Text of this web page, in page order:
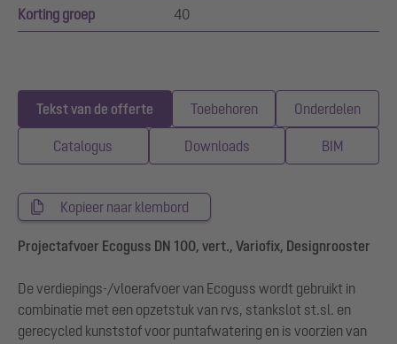
Korting groep 40
Tekst van de offerte Toebehoren Onderdelen
Catalogus Downloads BIM
Kopieer naar klembord
Projectafvoer Ecoguss DN 100, vert., Variofix, Designrooster
De verdiepings-/vloerafvoer van Ecoguss wordt gebruikt in
combinatie met een opzetstuk van rvs, stankslot st.sl. en
gerecycled kunststof voor puntafwatering en is voorzien van